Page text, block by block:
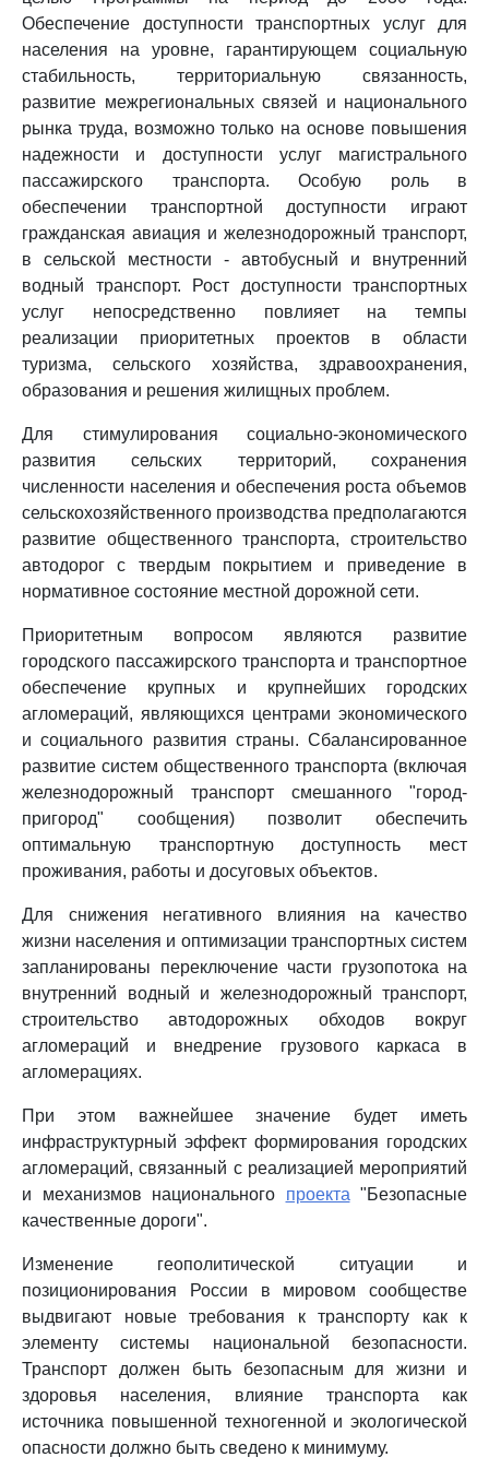
Обеспечение доступности транспортных услуг для
населения на уровне, гарантирующем социальную
стабильность, территориальную связанность,
развитие межрегиональных связей и национального
рынка труда, возможно только на основе повышения
надежности и доступности услуг магистрального
пассажирского транспорта. Особую роль в
обеспечении транспортной доступности играют
гражданская авиация и железнодорожный транспорт,
в сельской местности - автобусный и внутренний
водный транспорт. Рост доступности транспортных
услуг непосредственно повлияет на темпы
реализации приоритетных проектов в области
туризма, сельского хозяйства, здравоохранения,
образования и решения жилищных проблем.
Для стимулирования социально-экономического
развития сельских территорий, сохранения
численности населения и обеспечения роста объемов
сельскохозяйственного производства предполагаются
развитие общественного транспорта, строительство
автодорог с твердым покрытием и приведение в
нормативное состояние местной дорожной сети.
Приоритетным вопросом являются развитие
городского пассажирского транспорта и транспортное
обеспечение крупных и крупнейших городских
агломераций, являющихся центрами экономического
и социального развития страны. Сбалансированное
развитие систем общественного транспорта (включая
железнодорожный транспорт смешанного "город-
пригород" сообщения) позволит обеспечить
оптимальную транспортную доступность мест
проживания, работы и досуговых объектов.
Для снижения негативного влияния на качество
жизни населения и оптимизации транспортных систем
запланированы переключение части грузопотока на
внутренний водный и железнодорожный транспорт,
строительство автодорожных обходов вокруг
агломераций и внедрение грузового каркаса в
агломерациях.
При этом важнейшее значение будет иметь
инфраструктурный эффект формирования городских
агломераций, связанный с реализацией мероприятий
и механизмов национального проекта "Безопасные
качественные дороги".
Изменение геополитической ситуации и
позиционирования России в мировом сообществе
выдвигают новые требования к транспорту как к
элементу системы национальной безопасности.
Транспорт должен быть безопасным для жизни и
здоровья населения, влияние транспорта как
источника повышенной техногенной и экологической
опасности должно быть сведено к минимуму.